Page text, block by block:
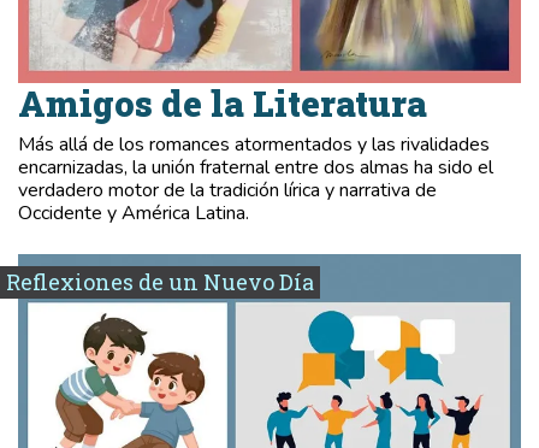
Amigos de la Literatura
Más allá de los romances atormentados y las rivalidades
encarnizadas, la unión fraternal entre dos almas ha sido el
verdadero motor de la tradición lírica y narrativa de
Occidente y América Latina.
Reflexiones de un Nuevo Día